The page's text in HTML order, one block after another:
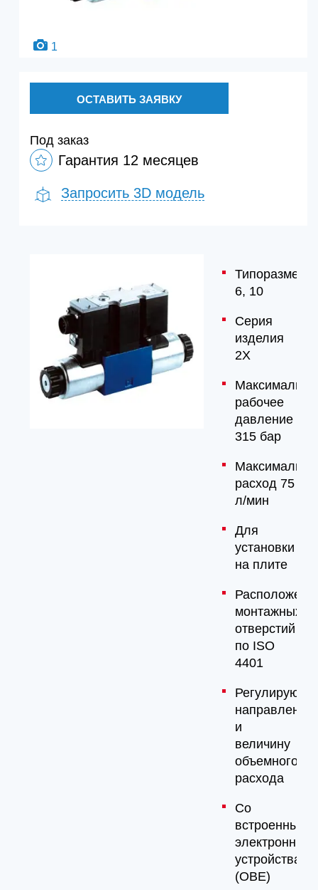
1
ОСТАВИТЬ ЗАЯВКУ
Под заказ
Гарантия 12 месяцев
Запросить 3D модель
Типоразмер
6, 10
Серия
изделия
2X
рабочее
давление
315 бар
расход 75
л/мин
Для
установки
на плите
монтажных
отверстий
по ISO
4401
Регулируют
направление
и
величину
объемного
расхода
Со
встроенными
устройствами
(OBE)